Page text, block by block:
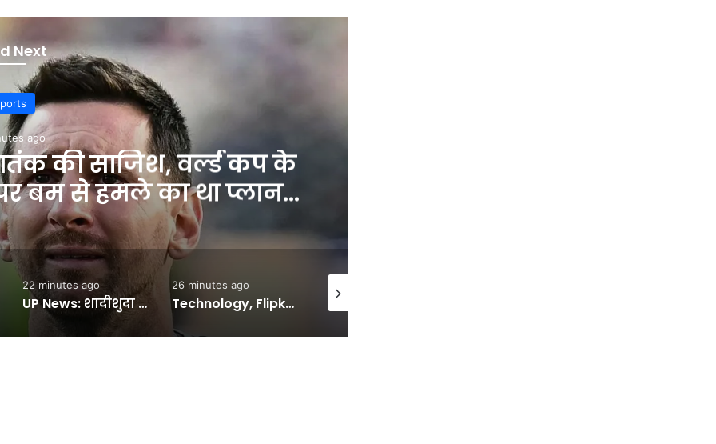
Next
ago
की साजिश, वर्ल्ड कप के
बम से हमले का था प्लान
22 minutes ago
UP News: शादीशुदा प्रेमिका से मिलने पहुंचा… घर वालों ने दोनों को रस्सी से बांधा, फिर दी तालिबानी सजा – INA
26 minutes ago
Technology, Flipkart Freedom Sale: नया फोन खरीदने का शानदार मौका, इन प्रीमियम मॉडल्स पर मिल रही बंपर छूट, देखें टॉप डील्स — INA